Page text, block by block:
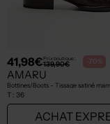
41,98€Prix boutique :
139,90€ -70%
AMARU
Bottines/Boots - Tissage satiné
T : 36
ACHAT